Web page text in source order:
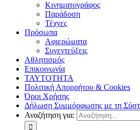
Κινηματογράφος
Παράδοση
Τέχνες
Πρόσωπα
Αφιερώματα
Συνεντεύξεις
Αθλητισμός
Επικοινωνία
ΤΑΥΤΟΤΗΤΑ
Πολιτική Απορρήτου & Cookies
Όροι Χρήσης
Δήλωση Συμμόρφωσης με τη
Αναζήτηση για: